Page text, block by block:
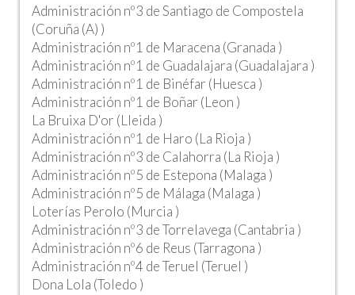
Administración nº3 de Santiago de Compostela
(Coruña (A) )
Administración nº1 de Maracena (Granada )
Administración nº1 de Guadalajara (Guadalajara )
Administración nº1 de Binéfar (Huesca )
Administración nº1 de Boñar (Leon )
La Bruixa D'or (Lleida )
Administración nº1 de Haro (La Rioja )
Administración nº3 de Calahorra (La Rioja )
Administración nº5 de Estepona (Malaga )
Administración nº5 de Málaga (Malaga )
Loterías Perolo (Murcia )
Administración nº3 de Torrelavega (Cantabria )
Administración nº6 de Reus (Tarragona )
Administración nº4 de Teruel (Teruel )
Dona Lola (Toledo )